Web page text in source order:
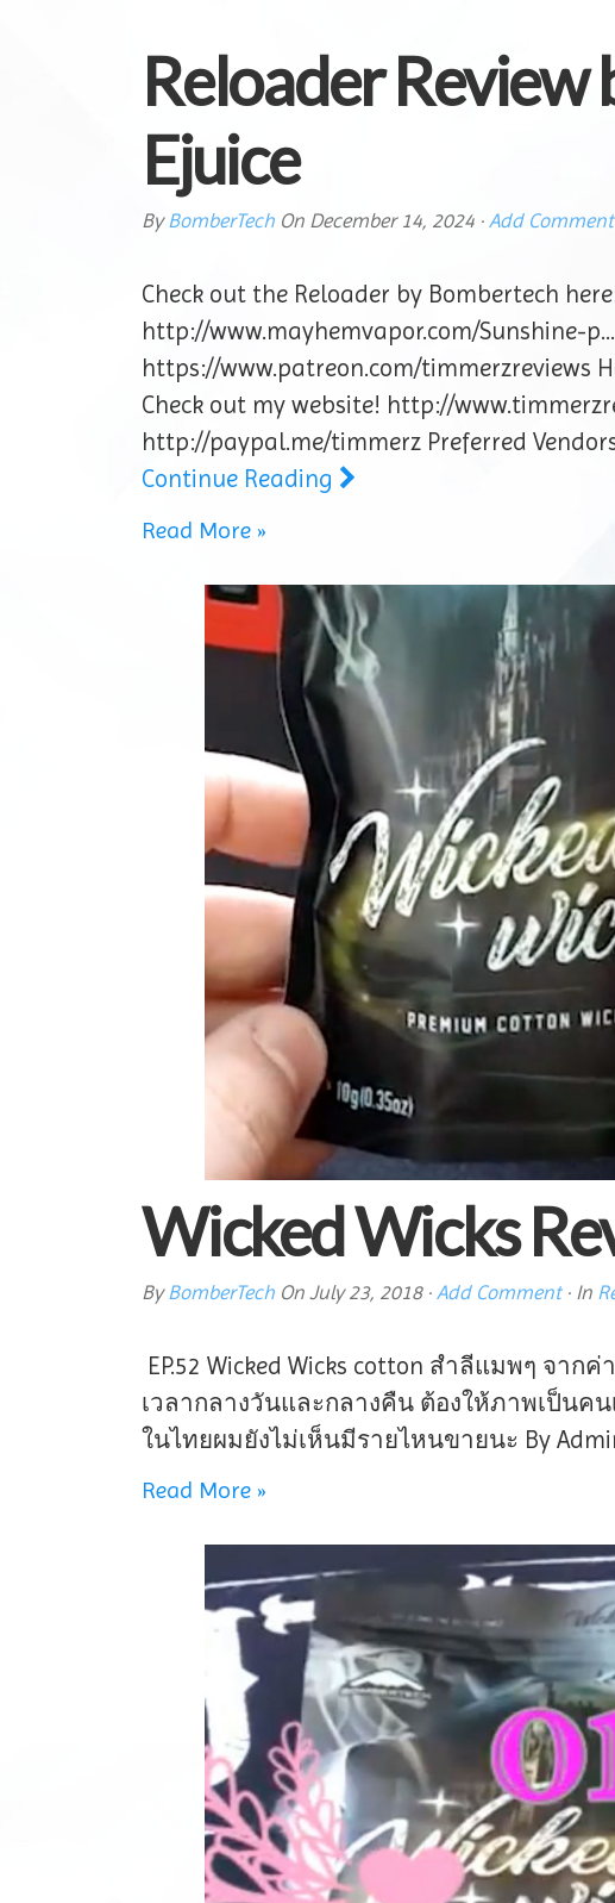
Reloader Review
Ejuice
ByBomberTech On December 14, 2024 · Add Comment
Check out the Reloader by Bombertech
http://www.mayhemvapor.com/Sunshine-
https://www.patreon.com/timmerzreviews
Check out my website! http://
http://paypal.me/timmerz Preferred
Continue Reading
Read More »
Wicked Wicks
By BomberTech On July 23, 2018· Add Comment· In
EP.52 Wicked Wicks cotton สำลีแมพๆ จา
เวลากลางวันและกลางคืน ต้องให้ภาพเป็นคน
ในไทยผมยังไม่เห็นมีรายไหนขายนะ By
Read More »